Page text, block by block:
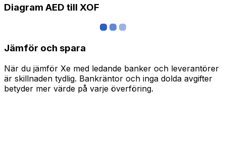
Diagram AED till XOF
Jämför och spara
När du jämför Xe med ledande banker och leverantörer
är skillnaden tydlig. Bankräntor och inga dolda avgifter
betyder mer värde på varje överföring.